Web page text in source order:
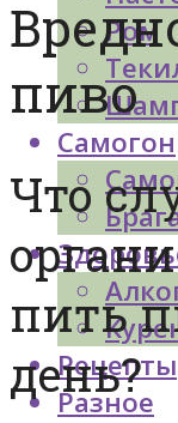
Ром
Самогон
Рецепты
Разное
пиво
Что
пить
день?